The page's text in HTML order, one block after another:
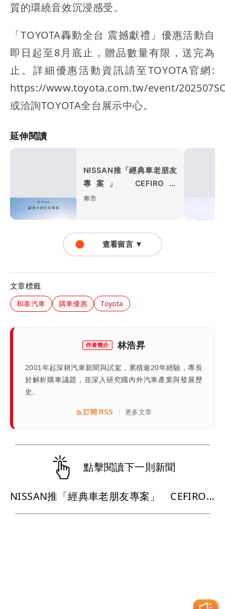
質的環繞音效沉浸感受。
「TOYOTA轟動全台 震撼獻禮」優惠活動自
即日起至8月底止，贈品數量有限，送完為
止。詳細優惠活動資訊請至TOYOTA官網:
https://www.toyota.com.tw/event/
或洽詢TOYOTA全台展示中心。
延伸閱讀
NISSAN推「經典車老朋友
專案」 CEFIRO、
INFINITI指定車款回廠享零
車市
查看留言 ▼
文章標籤
和泰汽車 購車優惠 Toyota
作者簡介 林浩昇
2001年起深耕汽車新聞與試駕，累積逾20年經驗，專長
於解析購車議題，並深入研究國內外汽車產業與發展歷
史。
訂閱 RSS 更多文章
點擊閱讀下一則新聞
NISSAN推「經典車老朋友專案」 CEFIRO、INFINITI指定車款回廠享零件1折起優惠